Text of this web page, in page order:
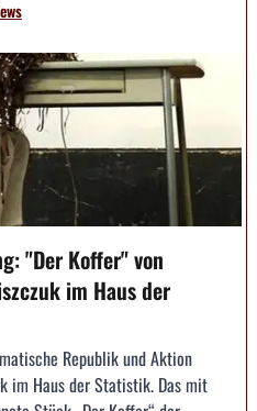
"Der Koffer" von
im Haus der
Republik und Aktion
im Haus der Statistik. Das mit